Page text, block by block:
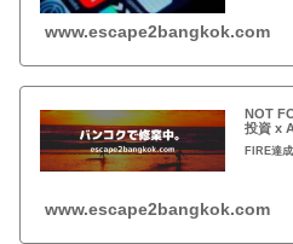
www.escape2bangkok.com
NOT
投資 x
FIRE達
www.escape2bangkok.com